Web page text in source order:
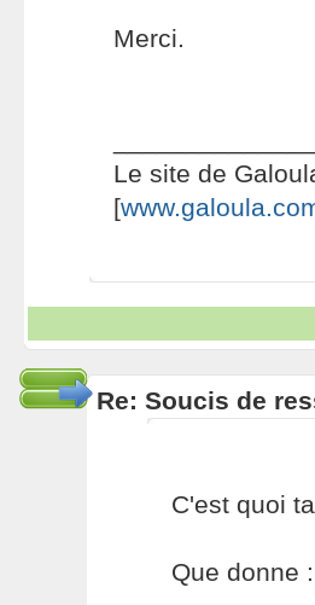
Merci.
Le site de
[
Re: Soucis de
C'est quoi
Que donne :